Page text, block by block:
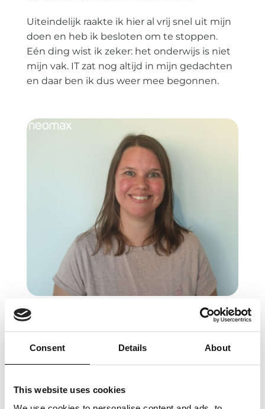
Consent Details About
This website uses cookies
Uiteindelijk raakte ik hier al vrij snel uit mijn
doen en heb ik besloten om te stoppen.
Eén ding wist ik zeker: het onderwijs is niet
mijn vak. IT zat nog altijd in mijn gedachten
en daar ben ik dus weer mee begonnen.
Waarom IT nog steeds in mijn gedachten